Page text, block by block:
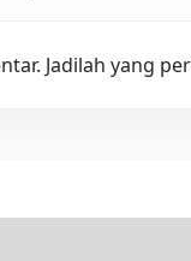
Jadilah yang